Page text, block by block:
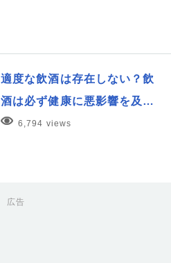
適度な飲酒は存在しない？飲
酒は必ず健康に悪影響を及…
6,794 views
広告